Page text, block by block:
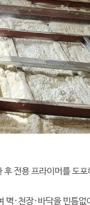
후 전용 프라이머를 도포
벽·천장·바닥을 빈틈없